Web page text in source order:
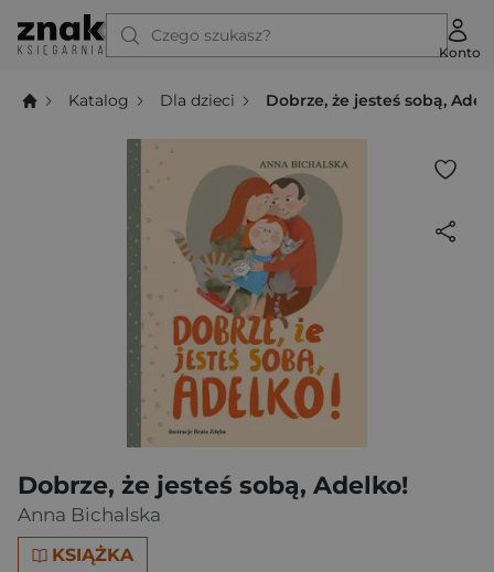
Czego szukasz?
Konto
Katalog Dla dzieci Dobrze, że jesteś sobą,
Dobrze, że jesteś sobą, Adelko!
Anna Bichalska
KSIĄŻKA